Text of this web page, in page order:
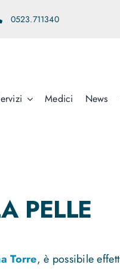
0523.711340
Medici News
PELLE
Torre, è possibile